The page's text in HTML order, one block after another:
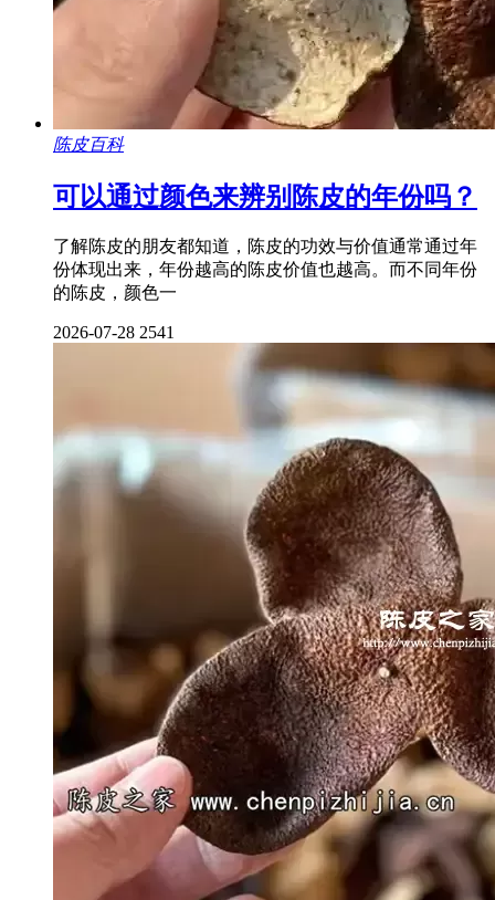
陈皮百科
可以通过颜色来辨别陈皮的年份吗？
了解陈皮的朋友都知道，陈皮的功效与价值通常通过年
份体现出来，年份越高的陈皮价值也越高。而不同年份
的陈皮，颜色一
2026-07-28 2541